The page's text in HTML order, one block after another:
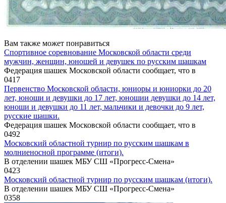
Вам также может понравиться
Спортивное соревнование Московской области среди
мужчин, женщин, юношей и девушек по русским шашкам
Федерация шашек Московской области сообщает, что в
0417
Первенство Московской области, юниоры и юниорки до 20
лет, юноши и девушки до 17 лет, юношии девушки до 14 лет,
юноши и девушки до 11 лет, мальчики и девочки до 9 лет,
русские шашки.
Федерация шашек Московской области сообщает, что в
0492
Московский областной турнир по русским шашкам в
молниеносной программе (итоги).
В отделении шашек МБУ СШ «Прогресс-Смена»
0423
Московский областной турнир по русским шашкам (итоги).
В отделении шашек МБУ СШ «Прогресс-Смена»
0358